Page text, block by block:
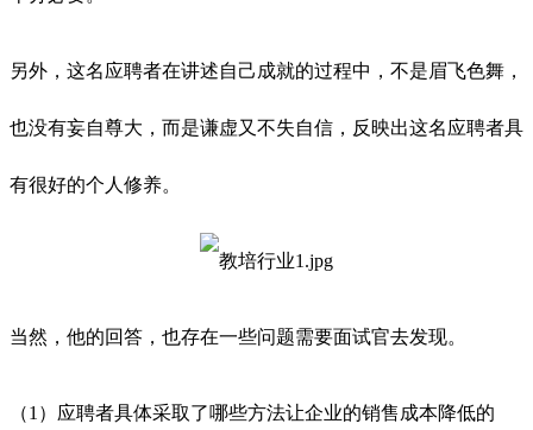
另外，这名应聘者在讲述自己成就的过程中，不是眉飞色舞，
也没有妄自尊大，而是谦虚又不失自信，反映出这名应聘者具
有很好的个人修养。
当然，他的回答，也存在一些问题需要面试官去发现。
（1）应聘者具体采取了哪些方法让企业的销售成本降低的